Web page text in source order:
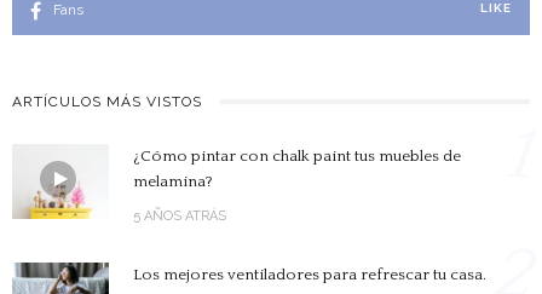
Fans LIKE
ARTÍCULOS MÁS VISTOS
¿Cómo pintar con chalk paint tus muebles de
melamina?
5 AÑOS ATRÁS
Los mejores ventiladores para refrescar tu casa.